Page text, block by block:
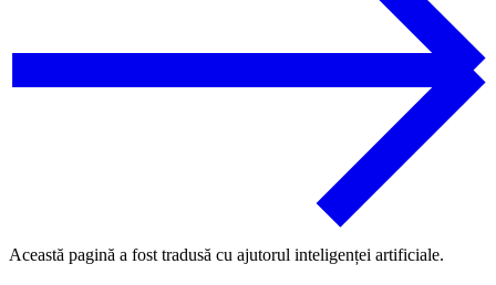
Această pagină a fost tradusă cu ajutorul inteligenței artificiale.